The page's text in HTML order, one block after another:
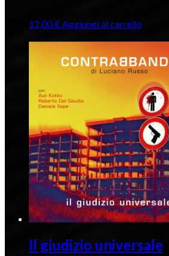
12,00€ Aggiungi al carrello
Il giudizio universale